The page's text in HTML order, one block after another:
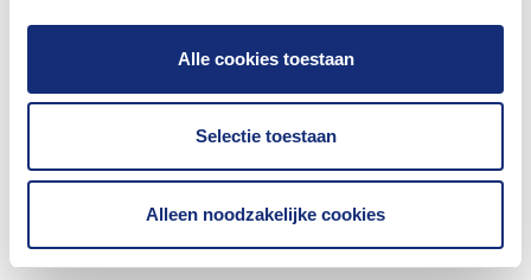
Alle cookies toestaan
Selectie toestaan
Alleen noodzakelijke cookies
ontstaat een helder beeld van de sterke kanten en
aandachtspunten.”
Ook Carglass-klanten zijn soms kritisch of dienen
een klacht in. Als feedback van klanten Willems
verwondert, bespreekt ze dit meteen met de